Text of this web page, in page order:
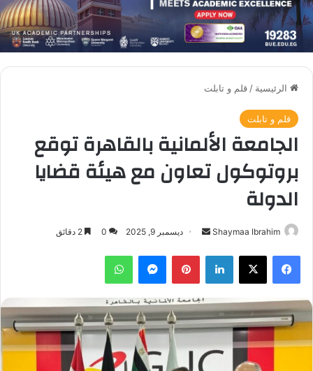
الرئيسية / قلم و تابلت
قلم و تابلت
الجامعة الألمانية بالقاهرة توقع
بروتوكول تعاون مع هيئة قضايا
الدولة
Shaymaa Ibrahim
أرسل
إلكترونيا
ديسمبر 9, 2025 0
فيسبوك ‫X لينكدإن بينتيريستماسنجر واتساب